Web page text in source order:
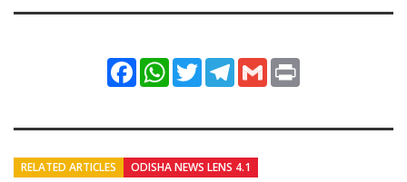
FacebookWhatsApp
TwitterTelegram
Gmail
RELATED ARTICLES ODISHA NEWS LENS 4.1